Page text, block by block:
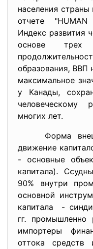
населения
отчете "HUMAN
Индекс развития
основе трех
образования, ВВП
максимальное
у Канады,
человеческому
многих лет.
Форма
движение
- основные
капитала).
90% внутри
основной
капитала -
гг. промышленно
импортеры
оттока средств